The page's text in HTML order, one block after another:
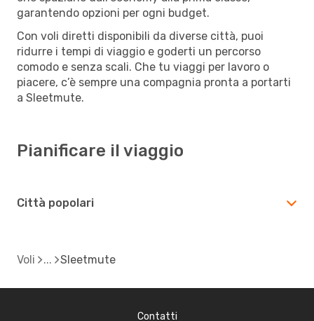
garantendo opzioni per ogni budget.
Con voli diretti disponibili da diverse città, puoi
ridurre i tempi di viaggio e goderti un percorso
comodo e senza scali. Che tu viaggi per lavoro o
piacere, c’è sempre una compagnia pronta a portarti
a Sleetmute.
Pianificare il viaggio
Città popolari
Voli Sleetmute
Contatti